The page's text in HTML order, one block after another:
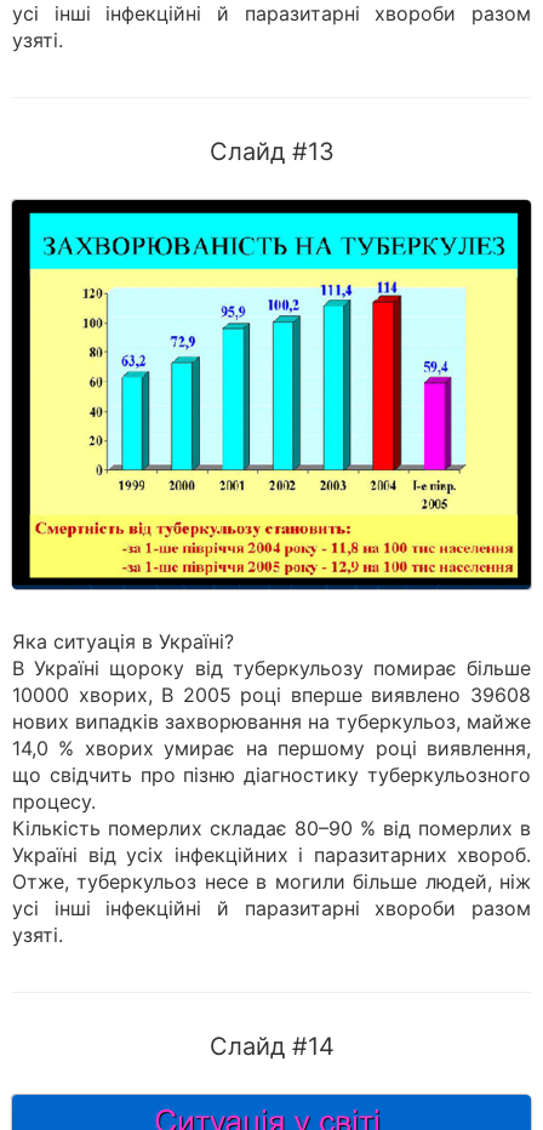
усі інші інфекційні й паразитарні хвороби разом
узяті.
Слайд #13
Яка ситуація в Україні?
В Україні щороку від туберкульозу помирає більше
10000 хворих, В 2005 році вперше виявлено 39608
нових випадків захворювання на туберкульоз, майже
14,0 % хворих умирає на першому році виявлення,
що свідчить про пізню діагностику туберкульозного
процесу.
Кількість померлих складає 80–90 % від померлих в
Україні від усіх інфекційних і паразитарних хвороб.
Отже, туберкульоз несе в могили більше людей, ніж
усі інші інфекційні й паразитарні хвороби разом
узяті.
Слайд #14